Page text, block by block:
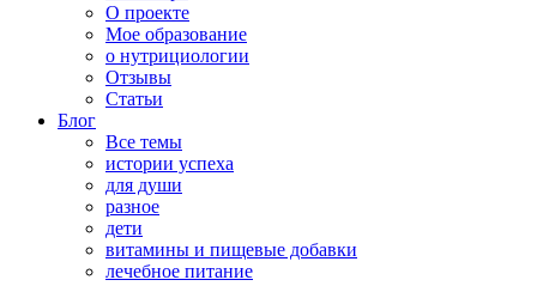
О проекте
Мое образование
о нутрициологии
Отзывы
Статьи
Блог
Все темы
истории успеха
для души
разное
дети
витамины и пищевые добавки
лечебное питание